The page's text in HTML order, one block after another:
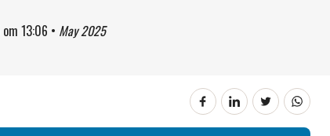
om 13:06 • May 2025